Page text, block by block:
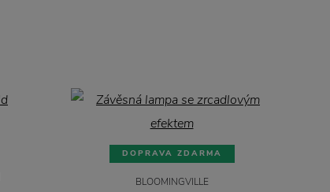
DOPRAVA ZDARMA
BLOOMINGVILLE